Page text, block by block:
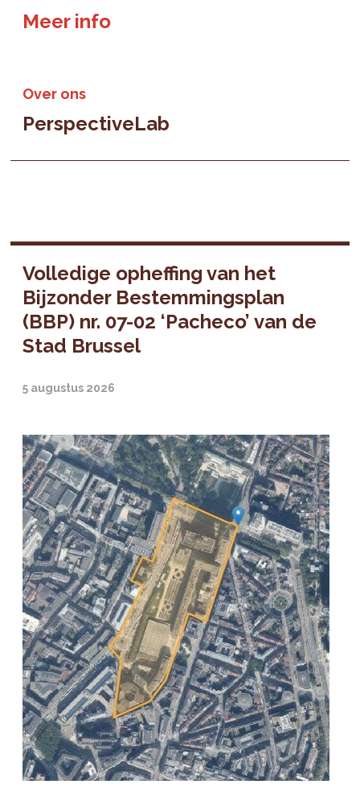
Meer info
Over ons
PerspectiveLab
Volledige opheffing van het
Bijzonder Bestemmingsplan
(BBP) nr. 07-02 ‘Pacheco’ van de
Stad Brussel
5 augustus 2026